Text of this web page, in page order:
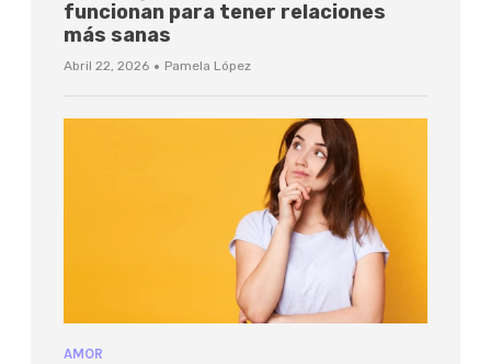
funcionan para tener relaciones
más sanas
Abril 22, 2026 · Pamela López
AMOR